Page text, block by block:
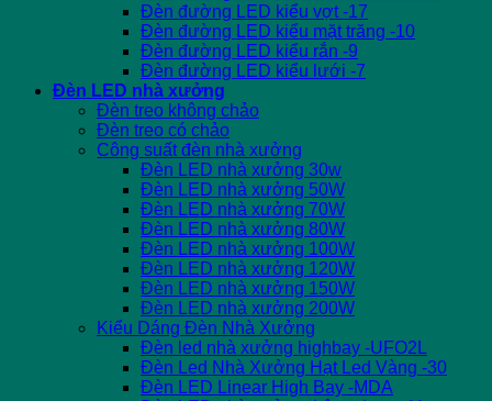
Đèn đường LED kiểu vợt -17
Đèn đường LED kiểu mặt trăng -10
Đèn đường LED kiểu rắn -9
Đèn đường LED kiểu lưới -7
Đèn LED nhà xưởng
Đèn treo không chảo
Đèn treo có chảo
Công suất đèn nhà xưởng
Đèn LED nhà xưởng 30w
Đèn LED nhà xưởng 50W
Đèn LED nhà xưởng 70W
Đèn LED nhà xưởng 80W
Đèn LED nhà xưởng 100W
Đèn LED nhà xưởng 120W
Đèn LED nhà xưởng 150W
Đèn LED nhà xưởng 200W
Kiểu Dáng Đèn Nhà Xưởng
Đèn led nhà xưởng highbay -UFO2L
Đèn Led Nhà Xưởng Hạt Led Vàng -30
Đèn LED Linear High Bay -MDA